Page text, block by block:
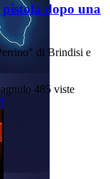
dopo una
di Brindisi e
485 viste